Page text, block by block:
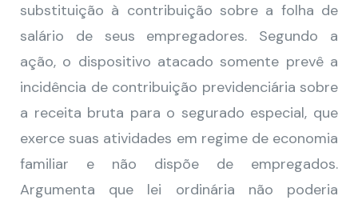
substituição à contribuição sobre a folha de
salário de seus empregadores. Segundo a
ação, o dispositivo atacado somente prevê a
incidência de contribuição previdenciária sobre
a receita bruta para o segurado especial, que
exerce suas atividades em regime de economia
familiar e não dispõe de empregados.
Argumenta que lei ordinária não poderia